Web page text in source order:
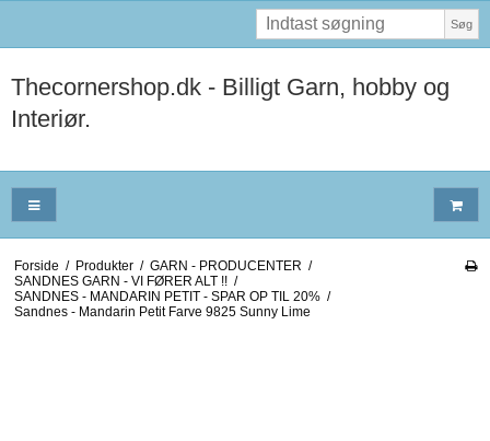
Søg
Thecornershop.dk - Billigt Garn, hobby og
Interiør.
Forside / Produkter / GARN - PRODUCENTER /
SANDNES GARN - VI FØRER ALT !! /
SANDNES - MANDARIN PETIT - SPAR OP TIL 20% /
Sandnes - Mandarin Petit Farve 9825 Sunny Lime